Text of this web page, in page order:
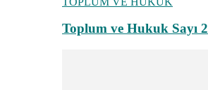
Toplum ve Hukuk Sayı 2